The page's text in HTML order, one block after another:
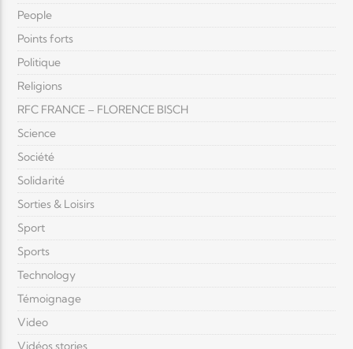
People
Points forts
Politique
Religions
RFC FRANCE – FLORENCE BISCH
Science
Société
Solidarité
Sorties & Loisirs
Sport
Sports
Technology
Témoignage
Video
Vidéos stories